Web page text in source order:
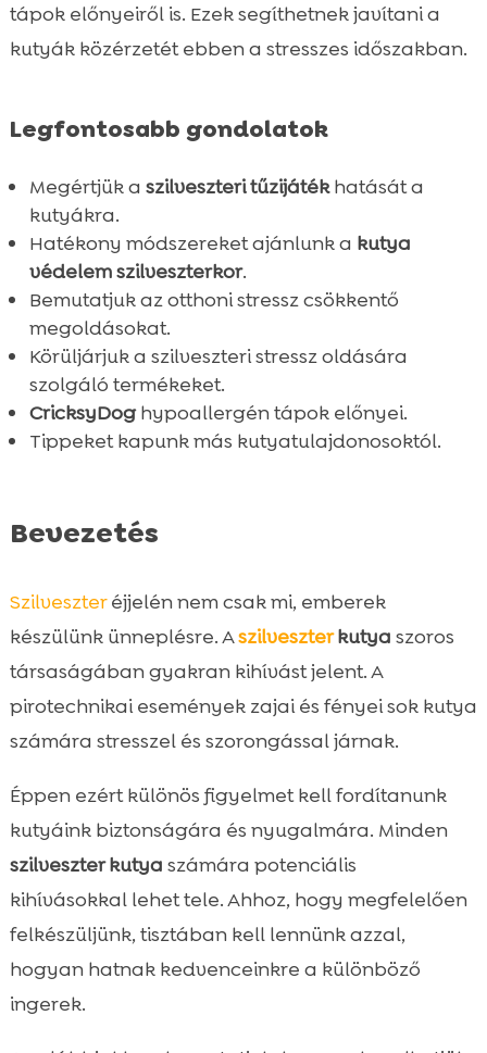
 Hogyan tartsunk kutyás szilveszteri bulit?
 Összefoglaló
tápok előnyeiről is. Ezek segíthetnek javítani a
kutyák közérzetét ebben a stresszes időszakban.
Legfontosabb gondolatok
Megértjük a szilveszteri tűzijátékhatását a
kutyákra.
Hatékony módszereket ajánlunk a kutya
védelem szilveszterkor.
Bemutatjuk az otthoni stressz csökkentő
megoldásokat.
Körüljárjuk a szilveszteri stressz oldására
szolgáló termékeket.
CricksyDoghypoallergén tápok előnyei.
Tippeket kapunk más kutyatulajdonosoktól.
Bevezetés
Szilveszteréjjelén nem csak mi, emberek
készülünk ünneplésre. Aszilveszterkutya szoros
társaságában gyakran kihívást jelent. A
pirotechnikai események zajai és fényei sok kutya
számára stresszel és szorongással járnak.
Éppen ezért különös figyelmet kell fordítanunk
kutyáink biztonságára és nyugalmára. Minden
szilveszter kutya számára potenciális
kihívásokkal lehet tele. Ahhoz, hogy megfelelően
felkészüljünk, tisztában kell lennünk azzal,
hogyan hatnak kedvenceinkre a különböző
ingerek.